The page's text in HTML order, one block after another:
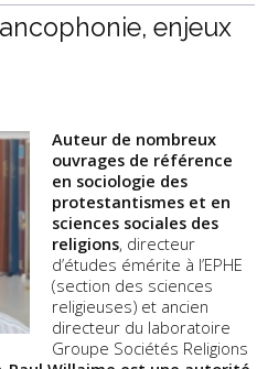
enjeux
Auteur de nombreux
ouvrages de référence
en sociologie des
protestantismes et en
sciences sociales des
religions, directeur
d’études émérite à l’EPHE
(section des sciences
religieuses) et ancien
directeur du laboratoire
Groupe Sociétés Religions